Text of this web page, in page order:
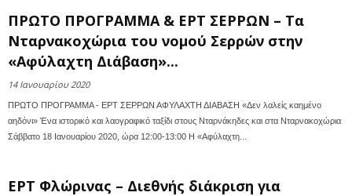
ΠΡΩΤΟ ΠΡΟΓΡΑΜΜΑ & ΕΡΤ ΣΕΡΡΩΝ – Τα
Νταρνακοχώρια του νομού Σερρών στην
«Αφύλαχτη Διάβαση»...
14 Ιανουαρίου 2020
ΠΡΩΤΟ ΠΡΟΓΡΑΜΜΑ - ΕΡΤ ΣΕΡΡΩΝ ΑΦΥΛΑΧΤΗ ΔΙΑΒΑΣΗ «Δεν λαλείς καημένο
αηδόνι» Ένα ιστορικό και λαογραφικό ταξίδι στους Νταρνάκηδες και στα Νταρνακοχώρια
Σάββατο 18 Ιανουαρίου 2020, ώρα 12:00-13:00 Η «Αφύλαχτη...
ΕΡΤ Φλώρινας – Διεθνής διάκριση για